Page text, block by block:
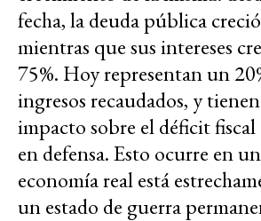
fecha, la deuda pública
mientras que sus intereses
75%. Hoy representan un
ingresos recaudados, y
impacto sobre el déficit fiscal
en defensa. Esto ocurre en
economía real está
un estado de guerra